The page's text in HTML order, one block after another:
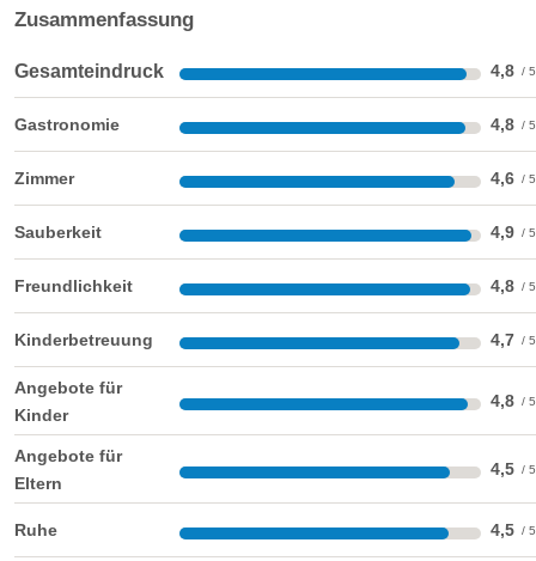
Kletterwand Softplay-Anlage
Jugendraum Spielräume mit Elternzutritt
Tischtennis Tret-Cars
Großzügige Suite im Stammhaus
Sonnentraum Suite 45m²
Zusammenfassung
Gesamteindruck 4,8
Gastronomie 4,8
Zimmer 4,6
Sauberkeit 4,9
Freundlichkeit 4,8
Kinderbetreuung 4,7
Angebote für
Kinder
4,8
Angebote für
Eltern
4,5
Ruhe 4,5